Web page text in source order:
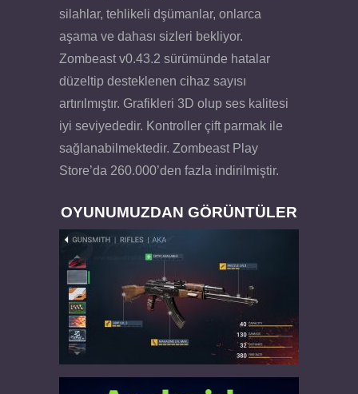
silahlar, tehlikeli dşümanlar, onlarca
aşama ve dahası sizleri bekliyor.
Zombeast v0.43.2 sürümünde hatalar
düzeltip desteklenen cihaz sayısı
artırılmıştır. Grafikleri 3D olup ses kalitesi
iyi seviyededir. Kontroller çift parmak ile
sağlanabilmektedir. Zombeast Play
Store’da 260.000’den fazla indirilmiştir.
OYUNUMUZDAN GÖRÜNTÜLER